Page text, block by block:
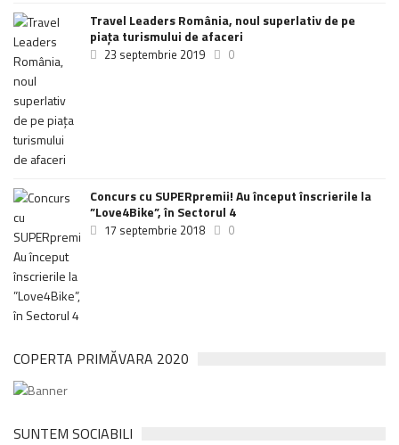
Travel Leaders România, noul superlativ de pe
piața turismului de afaceri
23 septembrie 2019 0
Concurs cu SUPERpremii! Au început înscrierile la
”Love4Bike”, în Sectorul 4
17 septembrie 2018 0
COPERTA PRIMĂVARA 2020
SUNTEM SOCIABILI